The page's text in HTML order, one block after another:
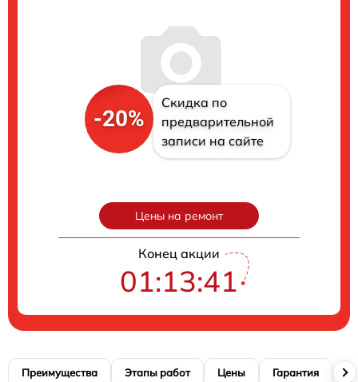
-20%
Скидка по
предварительной
записи на сайте
Цены на ремонт
Конец акции
01:13:41
Преимущества Этапы работ Цены Гарантия